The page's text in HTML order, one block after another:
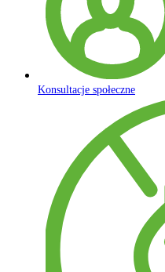
Konsultacje społeczne